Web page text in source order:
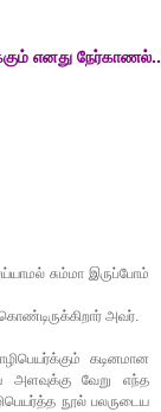
எனது நேர்காணல்..
சும்மா இருப்போம்
அவர்.
கடினமான
அளவுக்கு வேறு எந்த
நூல் பலருடைய